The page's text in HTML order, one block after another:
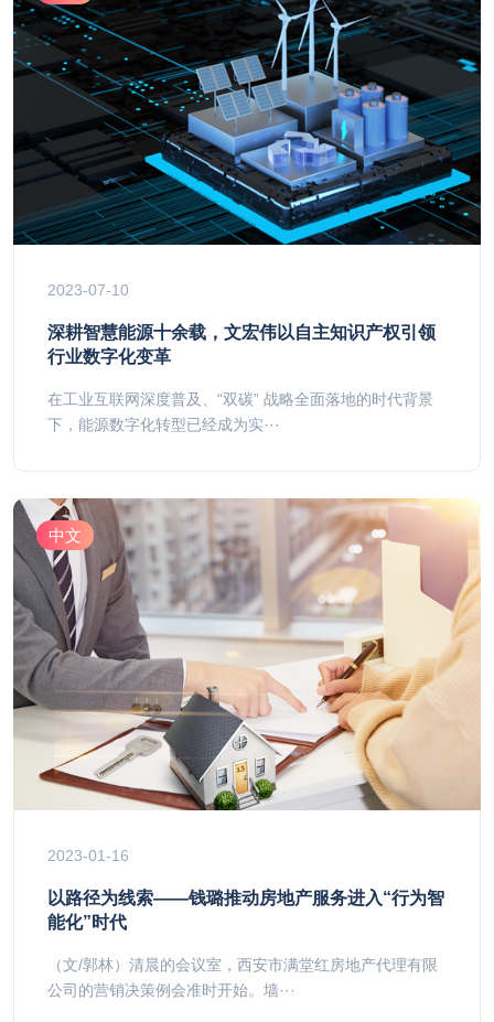
2023-07-10
深耕智慧能源十余载，文宏伟以自主知识产权引领
行业数字化变革
在工业互联网深度普及、“双碳” 战略全面落地的时代背景
下，能源数字化转型已经成为实···
中文
2023-01-16
以路径为线索——钱璐推动房地产服务进入“行为智
能化”时代
（文/郭林）清晨的会议室，西安市满堂红房地产代理有限
公司的营销决策例会准时开始。墙···